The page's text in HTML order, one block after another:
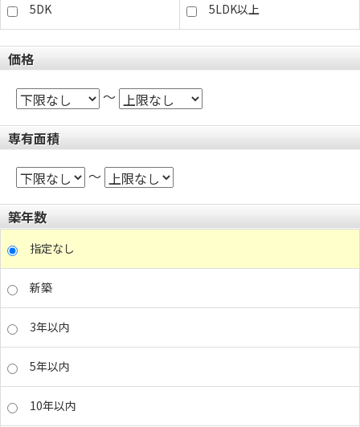
5DK 5LDK以上
価格
～
専有面積
～
築年数
指定なし
新築
3年以内
5年以内
10年以内